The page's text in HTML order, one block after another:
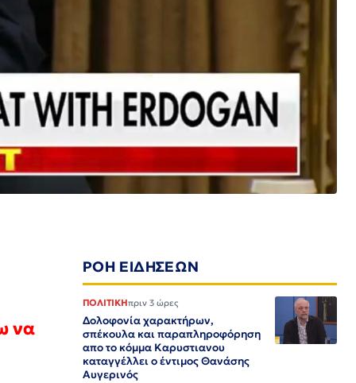
να
ΡΟΗ ΕΙΔΗΣΕΩΝ
ΠΟΛΙΤΙΚΗπριν 3 ώρες
Δολοφονία χαρακτήρων,
σπέκουλα και παραπληροφόρηση
απο το κόμμα Καρυστιανου
καταγγέλλει ο έντιμος Θανάσης
Αυγερινός